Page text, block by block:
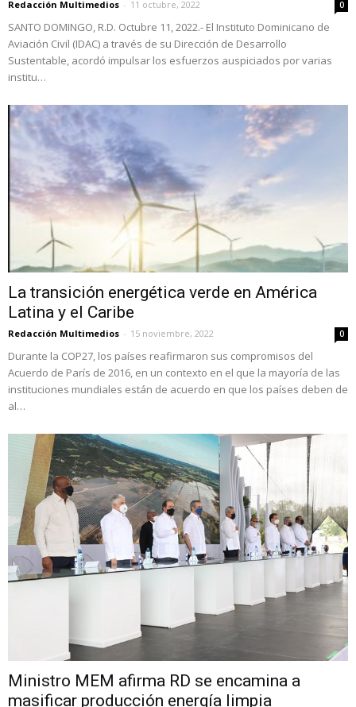
Redacción Multimedios - 11 octubre, 2022 0
SANTO DOMINGO, R.D. Octubre 11, 2022.- El Instituto Dominicano de
Aviación Civil (IDAC) a través de su Dirección de Desarrollo
Sustentable, acordó impulsar los esfuerzos auspiciados por varias
institu…
La transición energética verde en América
Latina y el Caribe
Redacción Multimedios - 15 noviembre, 2022 0
Durante la COP27, los países reafirmaron sus compromisos del
Acuerdo de París de 2016, en un contexto en el que la mayoría de las
instituciones mundiales están de acuerdo en que los países deben de
al…
Ministro MEM afirma RD se encamina a
masificar producción energía limpia